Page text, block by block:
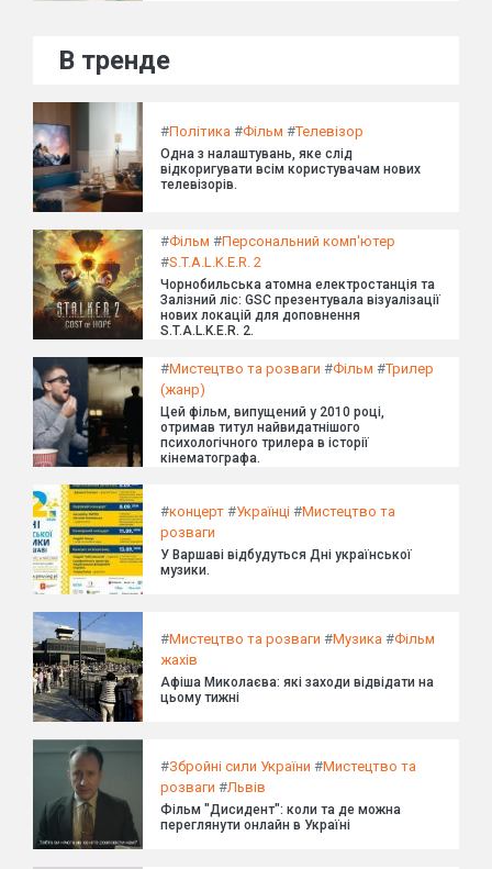
В тренде
#Політика #Фільм #Телевізор
Одна з налаштувань, яке слід
відкоригувати всім користувачам нових
телевізорів.
#Фільм #Персональний комп'ютер
#S.T.A.L.K.E.R. 2
Чорнобильська атомна електростанція та
Залізний ліс: GSC презентувала візуалізації
нових локацій для доповнення
S.T.A.L.K.E.R. 2.
#Мистецтво та розваги #Фільм #Трилер
(жанр)
Цей фільм, випущений у 2010 році,
отримав титул найвидатнішого
психологічного трилера в історії
кінематографа.
#концерт #Українці #Мистецтво та
розваги
У Варшаві відбудуться Дні української
музики.
#Мистецтво та розваги #Музика #Фільм
жахів
Афіша Миколаєва: які заходи відвідати на
цьому тижні
#Збройні сили України #Мистецтво та
розваги #Львів
Фільм "Дисидент": коли та де можна
переглянути онлайн в Україні